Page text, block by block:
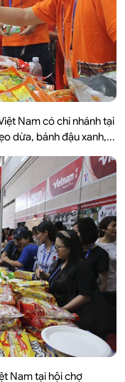
Nam có chi nhánh tại
dừa, bánh đậu xanh,...
Nam tại hội chợ